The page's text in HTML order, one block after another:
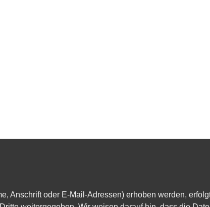
Anschrift oder E-Mail-Adressen) erhoben werden,